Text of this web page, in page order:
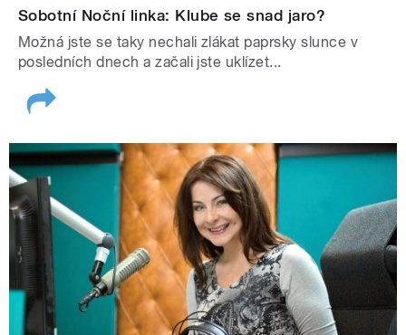
Sobotní Noční linka: Klube se snad jaro?
Možná jste se taky nechali zlákat paprsky slunce v
posledních dnech a začali jste uklízet...